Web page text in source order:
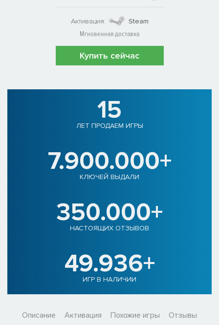
Активация:
Steam
Мгновенная доставка
Купить сейчас
15
ЛЕТ ПРОДАЕМ ИГРЫ
7.900.000+
КЛЮЧЕЙ ВЫДАЛИ
350.000+
НАСТОЯЩИХ ОТЗЫВОВ
49.936+
ИГР В НАЛИЧИИ
Описание Активация Похожие игры Отзывы